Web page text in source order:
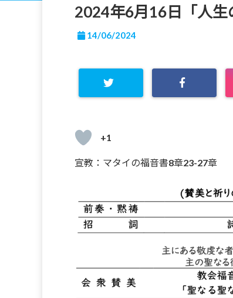
2024年6月16日「人生
14/06/2024
+1
宣教：マタイの福音書8章23-27章